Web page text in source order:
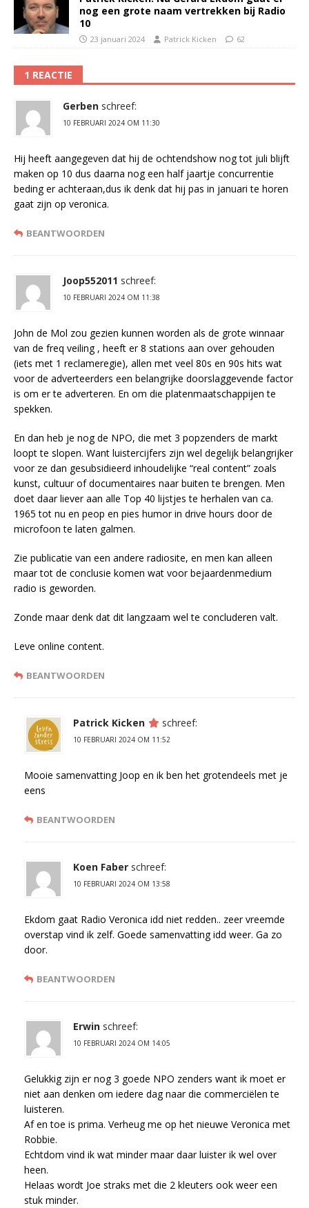
nog een grote naam vertrekken bij Radio
10
23 januari 2024 Patrick Kicken 62
1 REACTIE
Gerben schreef:
10 FEBRUARI 2024 OM 11:30
Hij heeft aangegeven dat hij de ochtendshow nog tot juli blijft
maken op 10 dus daarna nog een half jaartje concurrentie
beding er achteraan,dus ik denk dat hij pas in januari te horen
gaat zijn op veronica.
BEANTWOORDEN
Joop552011 schreef:
10 FEBRUARI 2024 OM 11:38
John de Mol zou gezien kunnen worden als de grote winnaar
van de freq veiling , heeft er 8 stations aan over gehouden
(iets met 1 reclameregie), allen met veel 80s en 90s hits wat
voor de adverteerders een belangrijke doorslaggevende factor
is om er te adverteren. En om die platenmaatschappijen te
spekken.
En dan heb je nog de NPO, die met 3 popzenders de markt
loopt te slopen. Want luistercijfers zijn wel degelijk belangrijker
voor ze dan gesubsidieerd inhoudelijke “real content” zoals
kunst, cultuur of documentaires naar buiten te brengen. Men
doet daar liever aan alle Top 40 lijstjes te herhalen van ca.
1965 tot nu en peop en pies humor in drive hours door de
microfoon te laten galmen.
Zie publicatie van een andere radiosite, en men kan alleen
maar tot de conclusie komen wat voor bejaardenmedium
radio is geworden.
Zonde maar denk dat dit langzaam wel te concluderen valt.
Leve online content.
BEANTWOORDEN
Patrick Kicken schreef:
10 FEBRUARI 2024 OM 11:52
Mooie samenvatting Joop en ik ben het grotendeels met je
eens
BEANTWOORDEN
Koen Faber schreef:
10 FEBRUARI 2024 OM 13:58
Ekdom gaat Radio Veronica idd niet redden.. zeer vreemde
overstap vind ik zelf. Goede samenvatting idd weer. Ga zo
door.
BEANTWOORDEN
Erwin schreef:
10 FEBRUARI 2024 OM 14:05
Gelukkig zijn er nog 3 goede NPO zenders want ik moet er
niet aan denken om iedere dag naar die commerciëlen te
luisteren.
Af en toe is prima. Verheug me op het nieuwe Veronica met
Robbie.
Echtdom vind ik wat minder maar daar luister ik wel over
heen.
Helaas wordt Joe straks met die 2 kleuters ook weer een
stuk minder.